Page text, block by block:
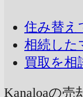
住み替え
相続した
買取を相
Kanaloaの売